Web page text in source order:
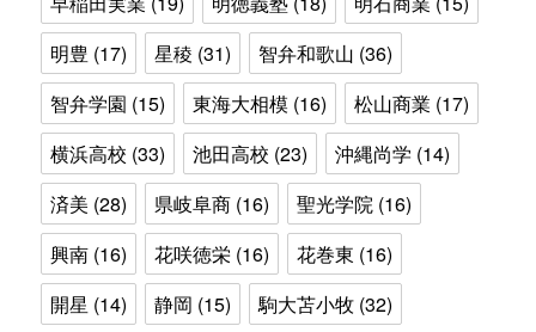
明豊 (17) 星稜 (31) 智弁和歌山 (36)
智弁学園 (15) 東海大相模 (16) 松山商業 (17)
横浜高校 (33) 池田高校 (23) 沖縄尚学 (14)
済美 (28) 県岐阜商 (16) 聖光学院 (16)
興南 (16) 花咲徳栄 (16) 花巻東 (16)
開星 (14) 静岡 (15) 駒大苫小牧 (32)